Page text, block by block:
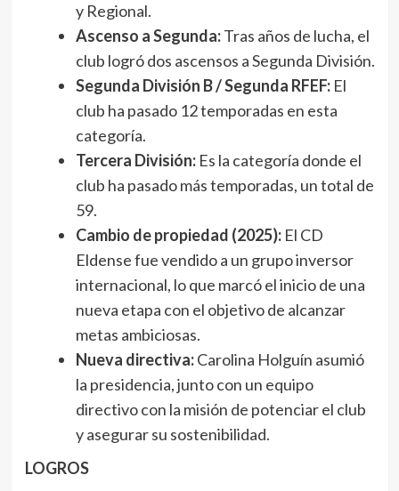
y Regional.
Ascenso a Segunda:Tras años de lucha, el
club logró dos ascensos a Segunda División.
Segunda División B / Segunda RFEF:El
club ha pasado 12 temporadas en esta
categoría.
Tercera División:Es la categoría donde el
club ha pasado más temporadas, un total de
59.
Cambio de propiedad (2025):El CD
Eldense fue vendido a un grupo inversor
internacional, lo que marcó el inicio de una
nueva etapa con el objetivo de alcanzar
metas ambiciosas.
Nueva directiva:Carolina Holguín asumió
la presidencia, junto con un equipo
directivo con la misión de potenciar el club
y asegurar su sostenibilidad.
LOGROS